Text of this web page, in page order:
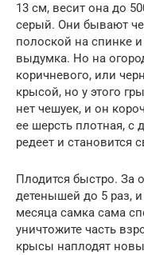
13 см, весит она до
серый. Они бывают
полоской на спинке
выдумка. Но на
коричневого, или
крысой, но у этого
нет чешуек, и он
ее шерсть плотная,
редеет и становится
Плодится быстро. За
детенышей до 5 раз,
месяца самка сама
уничтожите часть
крысы наплодят